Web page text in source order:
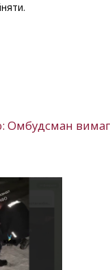
Омбудсман